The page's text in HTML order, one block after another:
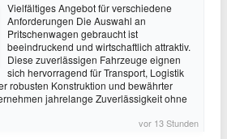
Vielfältiges Angebot für verschiedene
Anforderungen Die Auswahl an
Pritschenwagen gebraucht ist
beeindruckend und wirtschaftlich attraktiv.
Diese zuverlässigen Fahrzeuge eignen
sich hervorragend für Transport, Logistik
robusten Konstruktion und bewährter
jahrelange Zuverlässigkeit ohne
vor 13 Stunden